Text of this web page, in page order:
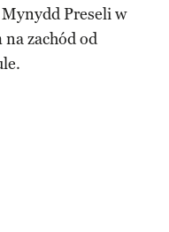
Preseli w
zachód od